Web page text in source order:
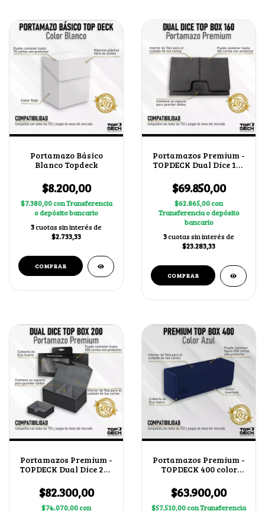
Portamazo Básico
Blanco Topdeck
$8.200,00
$7.380,00conTransferencia
o depósito bancario
3cuotas sin interés de
$2.733,33
Portamazos Premium -
TOPDECK Dual Dice 160
$69.850,00
$62.865,00con
Transferencia o depósito
bancario
3cuotas sin interés de
$23.283,33
Portamazos Premium -
TOPDECK Dual Dice 200
$82.300,00
$74.070,00con
Portamazos Premium -
TOPDECK 400 color
$63.900,00
$57.510,00conTransferencia